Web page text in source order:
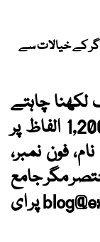
کے خیالات سے
لکھنا چاہتے
ہیں تو قلم اٹھائیے اور 800 سے 1,200 الفاظ پر
فون نمبر،
مگر جامع
پر ای